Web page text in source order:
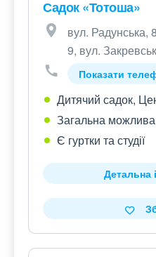
Садок «Тотоша»
вул. Радунська,
9, вул.
Показати
Дитячий садок,
Загальна можлива
Є гуртки та студії
Детальна